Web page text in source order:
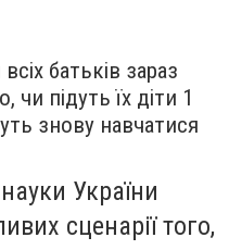
батьків зараз
підуть їх діти 1
знову навчатися
науки України
сценарії того,